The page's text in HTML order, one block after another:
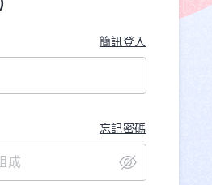
簡訊登入
忘記密碼